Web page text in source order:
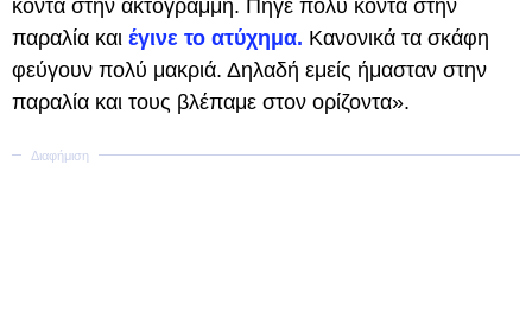
κοντά στην ακτογραμμή. Πήγε πολύ κοντά στην
παραλία και έγινε το ατύχημα. Κανονικά τα σκάφη
φεύγουν πολύ μακριά. Δηλαδή εμείς ήμασταν στην
παραλία και τους βλέπαμε στον ορίζοντα».